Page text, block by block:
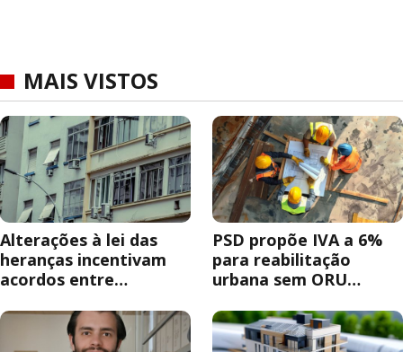
MAIS VISTOS
Alterações à lei das
heranças incentivam
acordos entre
PSD propõe IVA a 6%
para reabilitação
urbana sem ORU